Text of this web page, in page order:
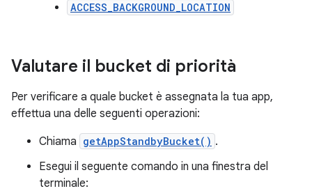
ACCESS_BACKGROUND_LOCATION
Valutare il bucket di priorità
Per verificare a quale bucket è assegnata la tua app,
effettua una delle seguenti operazioni:
Chiama getAppStandbyBucket() .
Esegui il seguente comando in una finestra del
terminale: